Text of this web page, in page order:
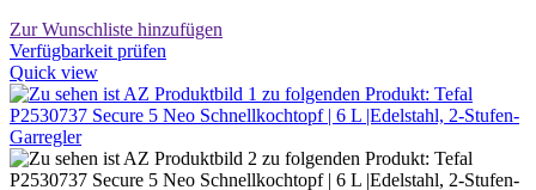
Zur Wunschliste hinzufügen
Verfügbarkeit prüfen
Quick view